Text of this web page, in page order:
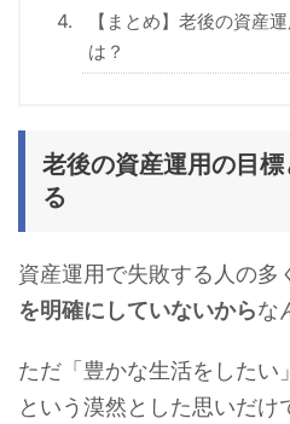
【まとめ】老後の資産
は？
老後の資産運用の目
る
資産運用で失敗する人の多
を明確にしていないからな
ただ「豊かな生活をしたい
という漠然とした思いだけ